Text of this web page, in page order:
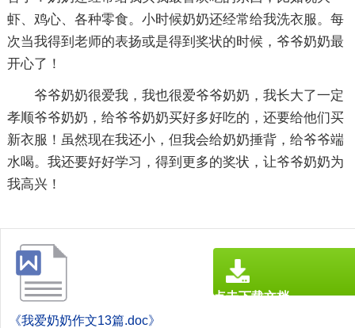
虾、鸡心、各种零食。小时候奶奶还经常给我洗衣服。每
次当我得到老师的表扬或是得到奖状的时候，爷爷奶奶最
开心了！
爷爷奶奶很爱我，我也很爱爷爷奶奶，我长大了一定
孝顺爷爷奶奶，给爷爷奶奶买好多好吃的，还要给他们买
新衣服！虽然现在我还小，但我会给奶奶捶背，给爷爷端
水喝。我还要好好学习，得到更多的奖状，让爷爷奶奶为
我高兴！
《我爱奶奶作文13篇.doc》
点击下载文档